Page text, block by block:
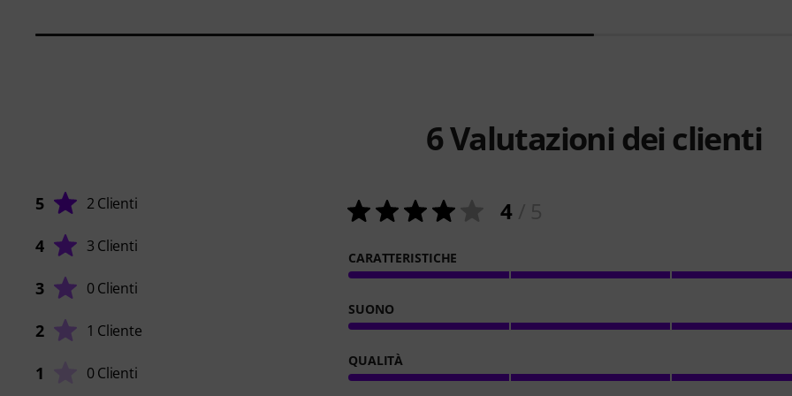
6Valutazioni dei clienti
5 2 Clienti
4 3 Clienti
3 0 Clienti
2 1 Cliente
1 0 Clienti
4/ 5
CARATTERISTICHE
SUONO
QUALITÀ